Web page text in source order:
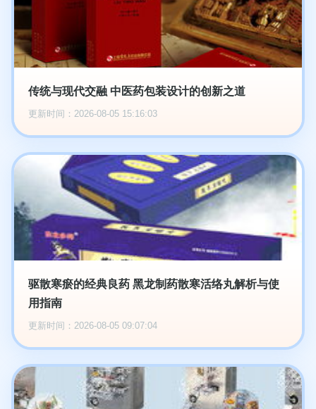
传统与现代交融 中医药包装设计的创新之道
更新时间：2026-08-05 15:16:03
驱散寒瘀的经典良药 黑龙制药散寒活络丸解析与使
用指南
更新时间：2026-08-05 09:07:04